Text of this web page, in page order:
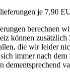
je 7,90
berechnen
können
die wir leider
immer nach dem
dementsprechend